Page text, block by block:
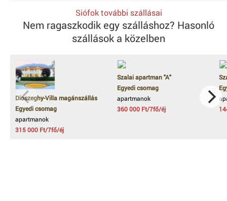
Siófok további szállásai
Nem ragaszkodik egy szálláshoz? Hasonló
szállások a közelben
Dioszeghy-Villa magánszállás
Egyedi csomag
apartmanok
315 000 Ft/7fő/éj
Szalai apartman "A"
Egyedi csomag
apartmanok
360 000 Ft/7fő/éj